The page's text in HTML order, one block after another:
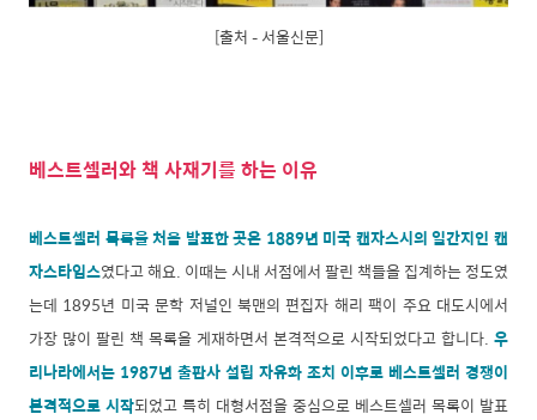
[출처 – 서울신문]
베스트셀러와 책 사재기를 하는 이유
베스트셀러 목록을 처음 발표한 곳은 1889년 미국 캔자스시의 일간지인 캔
자스타임스였다고 해요. 이때는 시내 서점에서 팔린 책들을 집계하는 정도였
는데 1895년 미국 문학 저널인 북맨의 편집자 해리 팩이 주요 대도시에서
가장 많이 팔린 책 목록을 게재하면서 본격적으로 시작되었다고 합니다. 우
리나라에서는 1987년 출판사 설립 자유화 조치 이후로 베스트셀러 경쟁이
본격적으로 시작되었고 특히 대형서점을 중심으로 베스트셀러 목록이 발표